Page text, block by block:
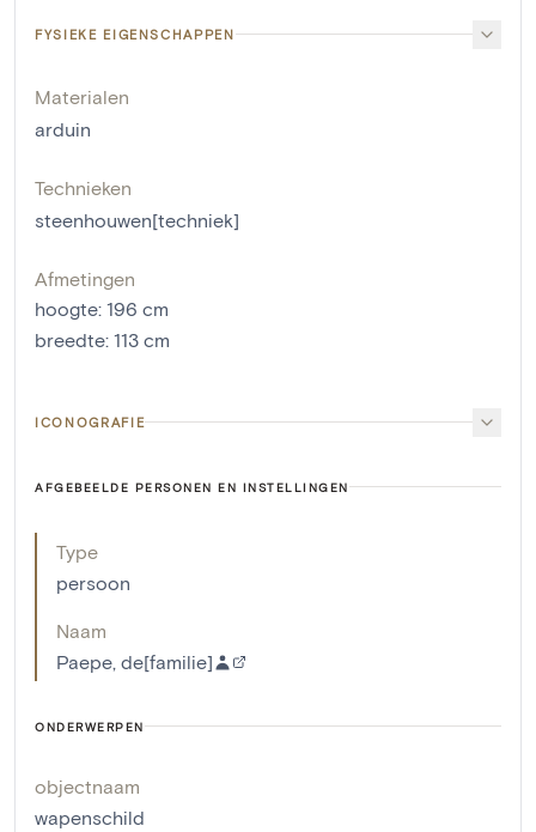
FYSIEKE EIGENSCHAPPEN
Materialen
arduin
Technieken
steenhouwen[techniek]
Afmetingen
hoogte: 196 cm
breedte: 113 cm
ICONOGRAFIE
AFGEBEELDE PERSONEN EN INSTELLINGEN
Type
persoon
Naam
Paepe, de[familie]
ONDERWERPEN
objectnaam
wapenschild